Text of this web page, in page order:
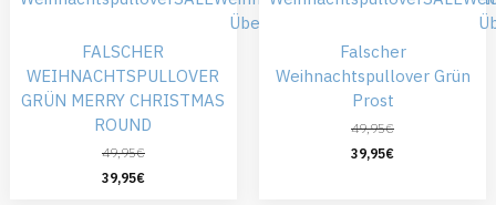
Übergröße
FALSCHER
WEIHNACHTSPULLOVER
GRÜN MERRY CHRISTMAS
ROUND
49,95€
39,95€
Falscher
Weihnachtspullover Grün
Prost
49,95€
39,95€